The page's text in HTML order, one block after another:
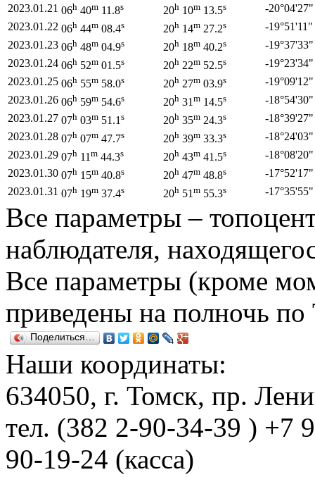
2023.01.21 06h 40m 11.8s 20h 10m 13.5s -20°04'27"
2023.01.22 06h 44m 08.4s 20h 14m 27.2s -19°51'11"
2023.01.23 06h 48m 04.9s 20h 18m 40.2s -19°37'33"
2023.01.24 06h 52m 01.5s 20h 22m 52.5s -19°23'34"
2023.01.25 06h 55m 58.0s 20h 27m 03.9s -19°09'12"
2023.01.26 06h 59m 54.6s 20h 31 m 14.5s -18°54'30"
2023.01.27 07h 03m 51.1 s 20h 35m 24.3s -18°39'27"
2023.01.28 07h 07m 47.7s 20h 39m 33.3s -18°24'03"
2023.01.29 07h 11 m 44.3s 20h 43m 41.5s -18°08'20"
2023.01.30 07h 15m 40.8s 20h 47m 48.8s -17°52'17"
2023.01.31 07h 19m 37.4s 20h 51 m 55.3s -17°35'55"
Все параметры –
наблюдателя,
Все параметры (кроме
приведены на полночь
Поделиться…
Наши координаты:
634050, г. Томск, пр.
тел. (382 2-90-34-39 ) +7
90-19-24 (касса)